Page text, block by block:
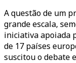
A questão de um
grande escala,
iniciativa apoiada
de 17 países
suscitou o debate